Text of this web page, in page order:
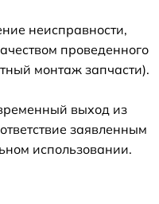
неисправности,
проведенного
монтаж запчасти).
выход из
заявленным
использовании.